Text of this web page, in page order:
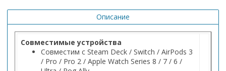
Описание
Совместимые устройства
Совместим с Steam Deck / Switch / AirPods 3
/ Pro / Pro 2 / Apple Watch Series 8 / 7 / 6 /